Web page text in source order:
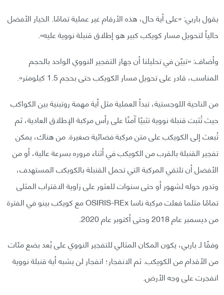
يقول باربي: «على أية حال، هذه الأرقام غير عملية تمامًا. الخيار الأفضل
حالياً لتحويل مسار كويكب كبير هو إطلاق قنبلة نووية عليه».
وأضاف: «تبيّن في تحليلنا أن جهاز التفجير النووي الواحد بالحجم
المناسب، قادر على تحويل مسار الكويكب حتى بحجم 1.5 كيلومتر».
من الناحية اللوجستية، تبدأ العملية مثل أية مهمة روتينية بين الكواكب
حيث تُثبت قنبلة نووية تثبيًا آمنًا على رأس مركبة الإطلاق العادية، ثم
تُبعث إلى الكويكب على متن مركبة فضائية صغيرة. من هناك، يمكن
تفجير القنبلة بالقرب من الكويكب في أثناء مروره بسرعة عالية، أو من
الأفضل أن تلتقي المركبة التي تحمل القنبلة بالكويكب المستهدف،
وتدور حوله لشهور أو حتى سنوات للعثور على زاوية الاقتراب المثلى
تمامًا مثلما فعلت مركبة ناسا OSIRIS-REx مع كويكب بينو في الفترة
من ديسمبر عام 2018 وحتى أكتوبر عام 2020.
وفقًا لـ باربي، يكون المكان المثالي للتفجير النووي على بُعد بضع مئات
من الأقدام من الكويكب. ثم الانفجار؛ انفجار لن يشبه أية قنبلة نووية
انفجرت على وجه الأرض.